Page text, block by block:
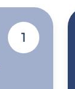
1